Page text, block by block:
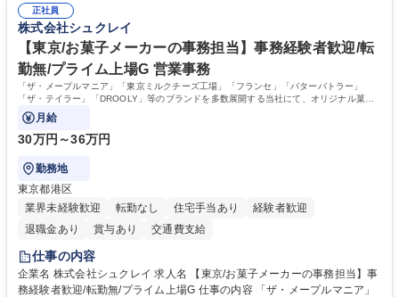
ール対応 ◆常駐先に向けた事業拡大の提案 など 募集職種 大阪|博報堂DY
グループ【CM・SNS広告の入稿サポート業務】9月・10月入社限定！
ャリア・スキルUPを目指したい方 学歴・資格 学歴：大学院 大学 高専 短
大 専修学校 高校 語学力： 資格：
正社員
株式会社シュクレイ
【東京/お菓子メーカーの事務担当】事務経験者歓迎/転
勤無/プライム上場G 営業事務
「ザ・メープルマニア」「東京ミルクチーズ工場」「フランセ」「バターバトラー」
「ザ・テイラー」「DROOLY」等のブランドを多数展開する当社にて、オリジナル菓子
ブランド商品の事務業務をお任せいたします。
月給
30万円～36万円
勤務地
東京都港区
業界未経験歓迎
転勤なし 住宅手当あり
経験者歓迎
退職金あり
賞与あり 交通費支給
仕事の内容
企業名 株式会社シュクレイ 求人名 【東京/お菓子メーカーの事務担当】事
務経験者歓迎/転勤無/プライム上場G 仕事の内容 「ザ・メープルマニア」